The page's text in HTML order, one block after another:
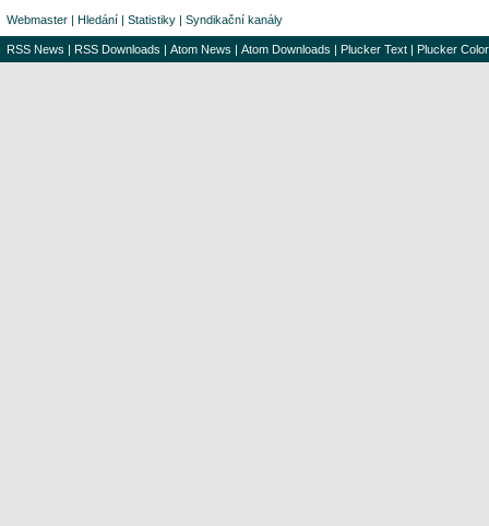
Webmaster | Hledání | Statistiky | Syndikační kanály
RSS News | RSS Downloads | Atom News | Atom Downloads | Plucker Text | Plucker Color